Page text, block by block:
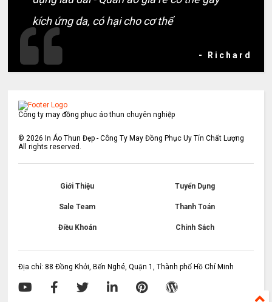
kích ứng da, có hại cho cơ thể
- Richard
Công ty may đồng phục áo thun chuyên nghiệp
©2026 In Áo Thun Đẹp - Công Ty May Đồng Phục Uy Tín Chất Lượng
All rights reserved.
Giới Thiệu Tuyển Dụng
Sale Team Thanh Toán
Điều Khoản Chính Sách
Địa chỉ: 88 Đồng Khởi, Bến Nghé, Quận 1, Thành phố Hồ Chí Minh